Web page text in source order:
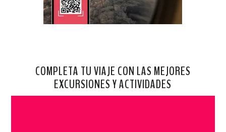
COMPLETA TU VIAJE CON LAS MEJORES
EXCURSIONES Y ACTIVIDADES